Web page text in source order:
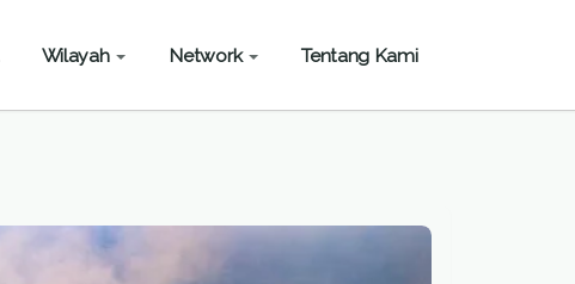
Wilayah Network Tentang Kami